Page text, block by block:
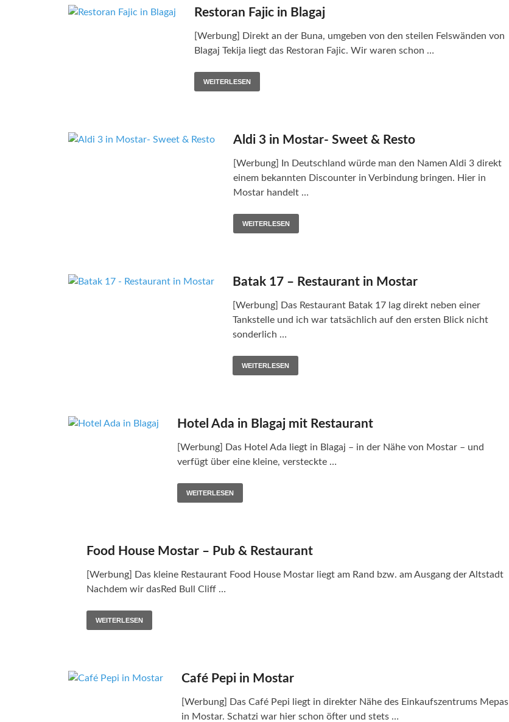
Restoran Fajic in Blagaj
[Werbung] Direkt an der Buna, umgeben von den steilen Felswänden von
Blagaj Tekija liegt das Restoran Fajic. Wir waren schon …
WEITERLESEN
Aldi 3 in Mostar- Sweet & Resto
[Werbung] In Deutschland würde man den Namen Aldi 3 direkt
einem bekannten Discounter in Verbindung bringen. Hier in
Mostar handelt …
WEITERLESEN
Batak 17 – Restaurant in Mostar
[Werbung] Das Restaurant Batak 17 lag direkt neben einer
Tankstelle und ich war tatsächlich auf den ersten Blick nicht
sonderlich …
WEITERLESEN
Hotel Ada in Blagaj mit Restaurant
[Werbung] Das Hotel Ada liegt in Blagaj – in der Nähe von Mostar – und
verfügt über eine kleine, versteckte …
WEITERLESEN
Food House Mostar – Pub & Restaurant
[Werbung] Das kleine Restaurant Food House Mostar liegt am Rand bzw. am Ausgang der Altstadt
Nachdem wir dasRed Bull Cliff …
WEITERLESEN
Café Pepi in Mostar
[Werbung] Das Café Pepi liegt in direkter Nähe des Einkaufszentrums Mepas
in Mostar. Schatzi war hier schon öfter und stets …